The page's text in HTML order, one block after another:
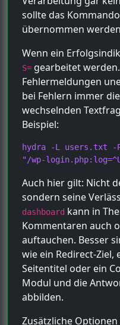
sollte das
übernommen
Wenn ein
S= gearbeitet
Fehlermeldungen
bei Fehlern immer
wechselnden
Beispiel:
hydra -L users.txt
"/wp-
Auch hier gilt: Nicht
sondern seine
dashboard kann in
Kommentaren auch
auftauchen. Besser
wie ein Redirect-Ziel,
Seitentitel oder ein
Modul und die
abbilden.
Zusätzliche Optionen